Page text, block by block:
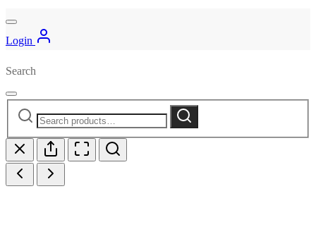
Login
Search
Search
Search